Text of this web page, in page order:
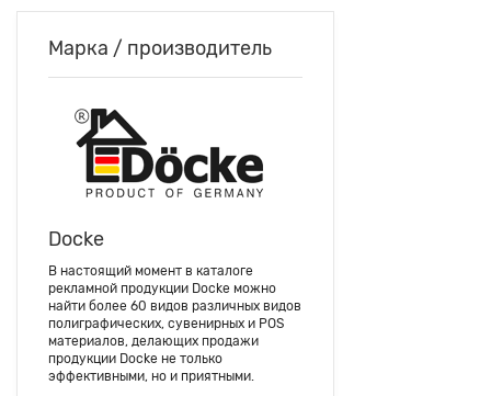
Марка / производитель
Docke
В настоящий момент в каталоге
рекламной продукции Docke можно
найти более 60 видов различных видов
полиграфических, сувенирных и POS
материалов, делающих продажи
продукции Docke не только
эффективными, но и приятными.